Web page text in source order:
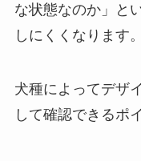
な状態なのか」と
しにくくなります。
犬種によってデザ
して確認できるポ